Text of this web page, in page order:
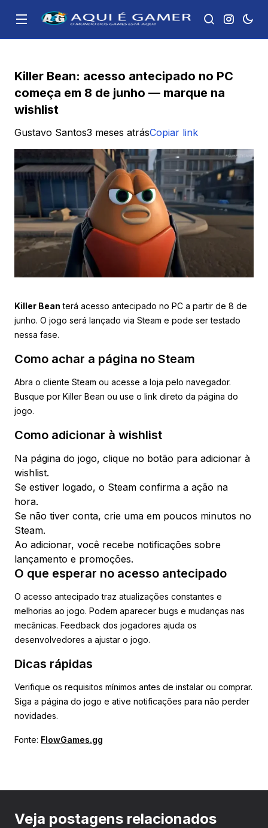
Killer Bean: acesso antecipado no PC
começa em 8 de junho — marque na
wishlist
Gustavo Santos3 meses atrásCopiar link
Killer Bean terá acesso antecipado no PC a partir de 8 de
junho. O jogo será lançado via Steam e pode ser testado
nessa fase.
Como achar a página no Steam
Abra o cliente Steam ou acesse a loja pelo navegador.
Busque por Killer Bean ou use o link direto da página do
jogo.
Como adicionar à wishlist
Na página do jogo, clique no botão para adicionar à
wishlist.
Se estiver logado, o Steam confirma a ação na
hora.
Se não tiver conta, crie uma em poucos minutos no
Steam.
Ao adicionar, você recebe notificações sobre
lançamento e promoções.
O que esperar no acesso antecipado
O acesso antecipado traz atualizações constantes e
melhorias ao jogo. Podem aparecer bugs e mudanças nas
mecânicas. Feedback dos jogadores ajuda os
desenvolvedores a ajustar o jogo.
Dicas rápidas
Verifique os requisitos mínimos antes de instalar ou comprar.
Siga a página do jogo e ative notificações para não perder
novidades.
Fonte: FlowGames.gg
Veja postagens relacionados